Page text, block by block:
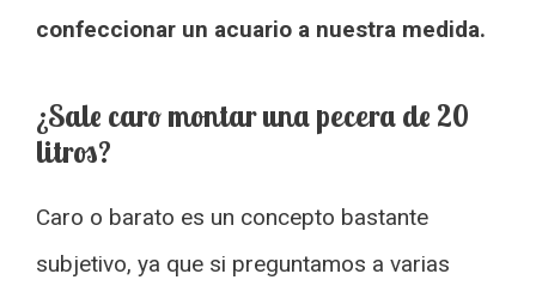
confeccionar un acuario a nuestra medida.
¿Sale caro montar una pecera de 20
litros?
Caro o barato es un concepto bastante
subjetivo, ya que si preguntamos a varias